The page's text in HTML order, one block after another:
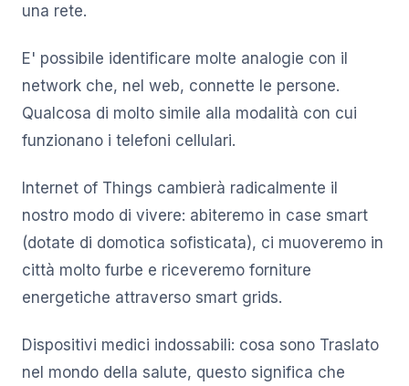
una rete.
E' possibile identificare molte analogie con il
network che, nel web, connette le persone.
Qualcosa di molto simile alla modalità con cui
funzionano i telefoni cellulari.
Internet of Things cambierà radicalmente il
nostro modo di vivere: abiteremo in case smart
(dotate di domotica sofisticata), ci muoveremo in
città molto furbe e riceveremo forniture
energetiche attraverso smart grids.
Dispositivi medici indossabili: cosa sono Traslato
nel mondo della salute, questo significa che